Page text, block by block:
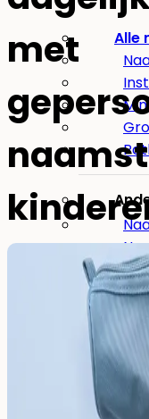
Alle
Eten
Drinken
met